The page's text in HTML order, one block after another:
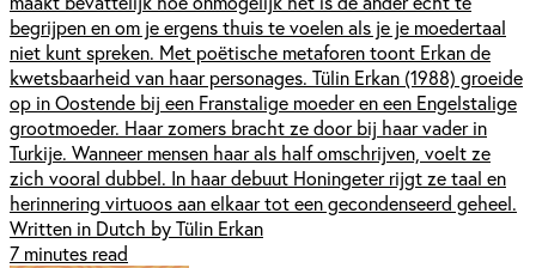
begrijpen en om je ergens thuis te voelen als je je moedertaal
niet kunt spreken. Met poëtische metaforen toont Erkan de
kwetsbaarheid van haar personages. Tülin Erkan (1988) groeide
op in Oostende bij een Franstalige moeder en een Engelstalige
grootmoeder. Haar zomers bracht ze door bij haar vader in
Turkije. Wanneer mensen haar als half omschrijven, voelt ze
zich vooral dubbel. In haar debuut Honingeter rijgt ze taal en
herinnering virtuoos aan elkaar tot een gecondenseerd geheel.
Written in Dutch by Tülin Erkan
7 minutes read